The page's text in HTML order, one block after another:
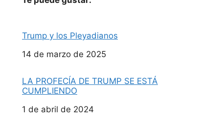
Trump y los Pleyadianos
Fecha
14 de marzo de 2025
LA PROFECÍA DE TRUMP SE ESTÁ
CUMPLIENDO
Fecha
1 de abril de 2024